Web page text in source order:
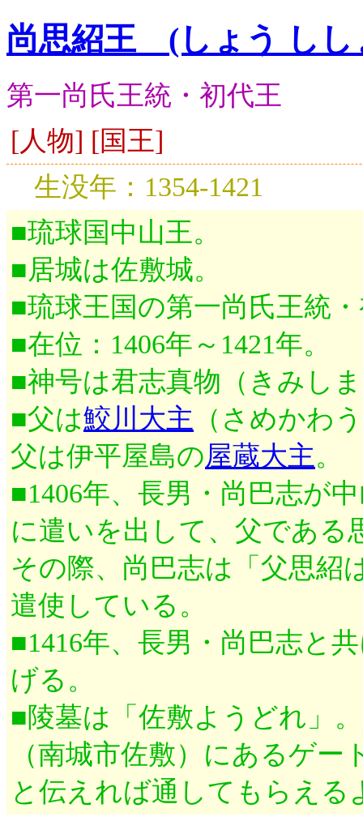
尚思紹王 (しょう しし
第一尚氏王統・初代王
[人物] [国王]
生没年：1354-1421
■琉球国中山王。
■居城は佐敷城。
■琉球王国の第一尚氏王統
■在位：1406年～1421年。
■神号は君志真物（きみし
■父は鮫川大主 （さめかわ
父は伊平屋島の屋蔵大主。
■1406年、長男・尚巴志が
に遣いを出して、父である
その際、尚巴志は「父思紹
遣使している。
■1416年、長男・尚巴志と
げる。
■陵墓は「佐敷ようどれ」
（南城市佐敷）にあるゲ
と伝えれば通してもらえる